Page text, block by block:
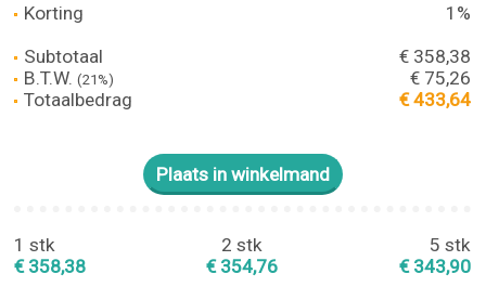
Korting
1%
Subtotaal
€ 358,38
B.T.W.(21%)
€ 75,26
Totaalbedrag
€ 433,64
1 stk
€ 358,38
2 stk
€ 354,76
5 stk
€ 343,90